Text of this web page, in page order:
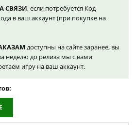
СВЯЗИ, если потребуется Код
в ваш аккаунт (при покупке на
доступны на сайте заранее, вы
неделю до релиза мы с вами
игру на ваш аккаунт.